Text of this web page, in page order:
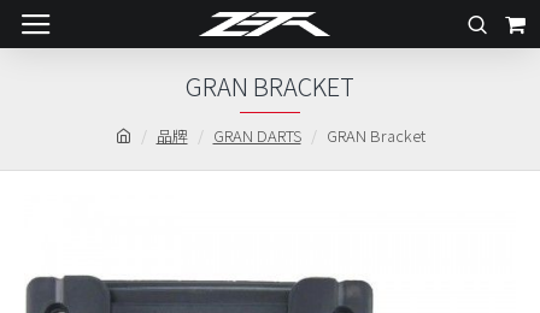
品牌 GRAN DARTS GRAN Bracket
GRAN BRACKET